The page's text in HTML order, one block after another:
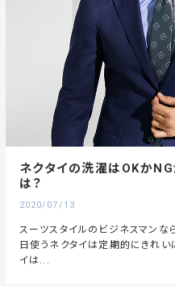
ネクタイの洗濯はOKか
は？
2020/07/13
スーツスタイルのビジネスマンな
日使うネクタイは定期的にきれい
イは...